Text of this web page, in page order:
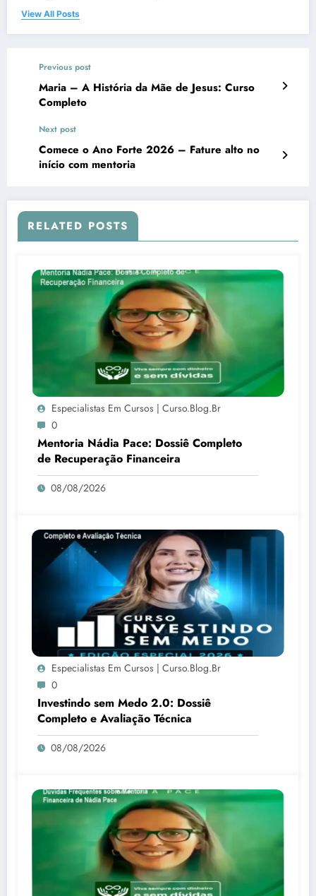
View All Posts
Previous post
Maria – A História da Mãe de Jesus: Curso
Completo
Next post
Comece o Ano Forte 2026 – Fature alto no
início com mentoria
RELATED POSTS
Especialistas Em Cursos | Curso.blog.br
0
Mentoria Nádia Pace: Dossiê Completo
de Recuperação Financeira
08/08/2026
Especialistas Em Cursos | Curso.blog.br
0
Investindo sem Medo 2.0: Dossiê
Completo e Avaliação Técnica
08/08/2026